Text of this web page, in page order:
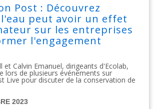
Post : Découvrez
peut avoir un effet
sur les entreprises
l'engagement
en action.
et Calvin Emanuel, dirigeants d'Ecolab,
lors de plusieurs événements sur
Live pour discuter de la conservation de
2023